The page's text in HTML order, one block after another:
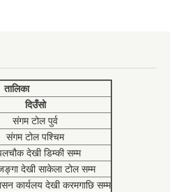
तालिका
दिउँसो
संगम टोल पुर्व
संगम टोल पश्चिम
देखी डिम्की सम्म
देखी साकेला टोल सम्म
कार्यलय देखी करमगाछि सम्म